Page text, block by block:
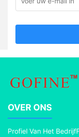
OVER ONS
Profiel Van Het Bedrijf